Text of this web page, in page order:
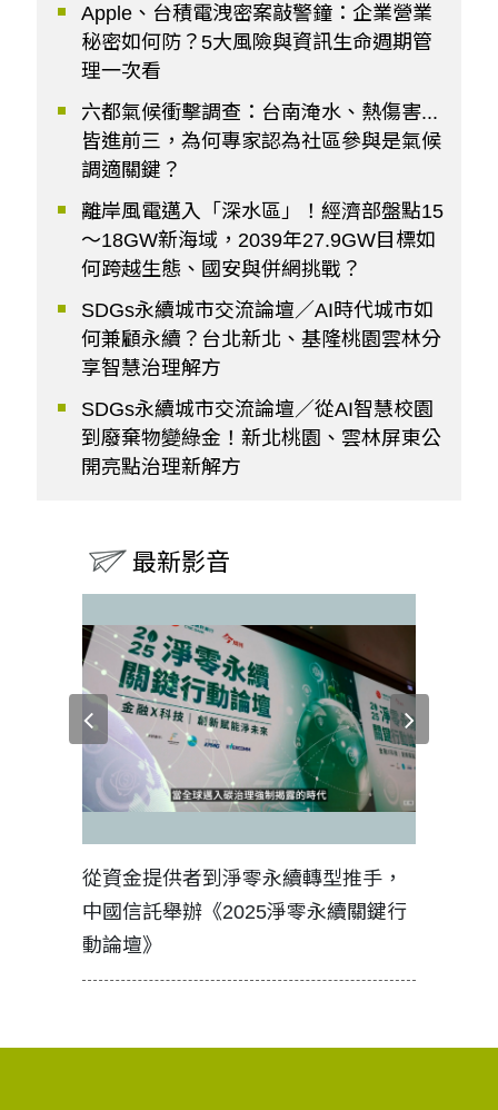
Apple、台積電洩密案敲警鐘：企業營業
秘密如何防？5大風險與資訊生命週期管
理一次看
六都氣候衝擊調查：台南淹水、熱傷害...
皆進前三，為何專家認為社區參與是氣候
調適關鍵？
離岸風電邁入「深水區」！經濟部盤點15
～18GW新海域，2039年27.9GW目標如
何跨越生態、國安與併網挑戰？
SDGs永續城市交流論壇／AI時代城市如
何兼顧永續？台北新北、基隆桃園雲林分
享智慧治理解方
SDGs永續城市交流論壇／從AI智慧校園
到廢棄物變綠金！新北桃園、雲林屏東公
開亮點治理新解方
最新影音
從資金提供者到淨零永續轉型推手，
中國信託舉辦《2025淨零永續關鍵行
動論壇》